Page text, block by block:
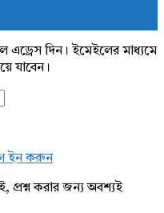
দিন। ইমেইলের মাধ্যমে
যাবেন।
ইন করুন
প্রশ্ন করার জন্য অবশ্যই